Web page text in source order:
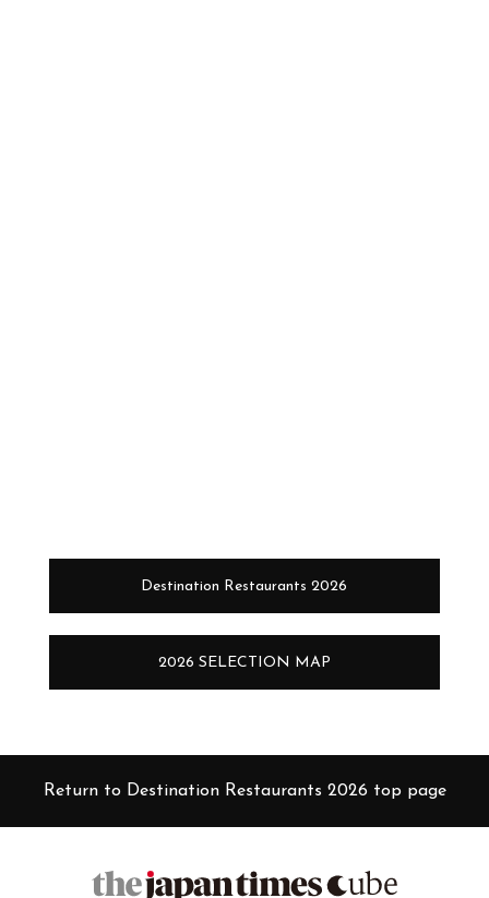
Destination Restaurants 2026
2026 SELECTION MAP
Return to Destination Restaurants 2026 top page